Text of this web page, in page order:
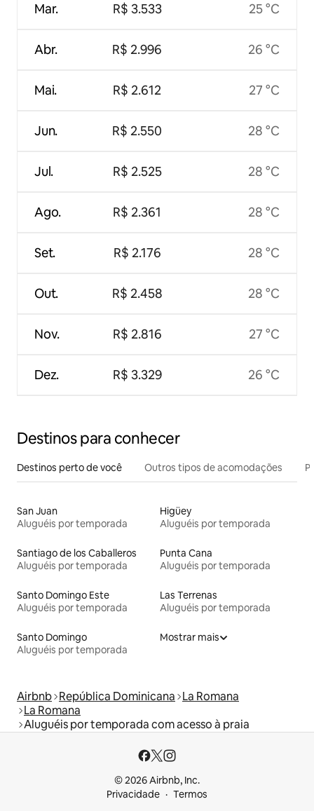
Mar.
Abr.
Mai.
Jun.
Jul.
Ago.
Set.
Out.
Nov.
Dez.
R$ 3.533
R$ 2.996
R$ 2.612
R$ 2.550
R$ 2.525
R$ 2.361
R$ 2.176
R$ 2.458
R$ 2.816
R$ 3.329
25 °C
26 °C
27 °C
28 °C
28 °C
28 °C
28 °C
28 °C
27 °C
26 °C
Destinos para conhecer
Destinos perto de você Outros tipos de acomodações
San Juan
Aluguéis por temporada
Higüey
Aluguéis por temporada
Santiago de los Caballeros
Aluguéis por temporada
Punta Cana
Aluguéis por temporada
Santo Domingo Este
Aluguéis por temporada
Las Terrenas
Aluguéis por temporada
Santo Domingo
Aluguéis por temporada
Mostrar mais
Airbnb República Dominicana La Romana
La Romana
Aluguéis por temporada com acesso à praia
© 2026 Airbnb, Inc.
Privacidade
Termos